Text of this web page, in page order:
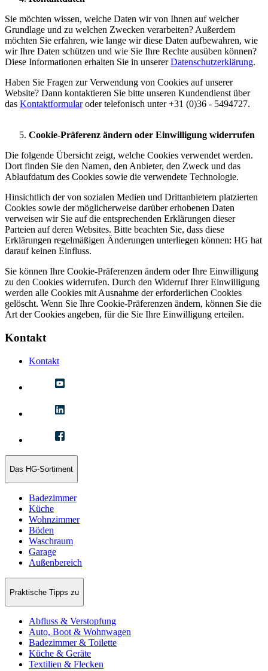
Sie möchten wissen, welche Daten wir von Ihnen auf welcher
Grundlage und zu welchen Zwecken verarbeiten? Außerdem
möchten Sie erfahren, wie lange wir diese Daten aufbewahren, wie
wir Ihre Daten schützen und wie Sie Ihre Rechte ausüben können?
Diese Informationen erhalten Sie in unsererDatenschutzerklärung.
Haben Sie Fragen zur Verwendung von Cookies auf unserer
Website? Dann kontaktieren Sie bitte unseren Kundendienst über
das Kontaktformularoder telefonisch unter +31 (0)36 - 5494727.
Cookie-Präferenz ändern oder Einwilligung widerrufen
Die folgende Übersicht zeigt, welche Cookies verwendet werden.
Dort finden Sie den Namen, den Anbieter, den Zweck und das
Ablaufdatum des Cookies sowie die verwendete Technologie.
Hinsichtlich der von sozialen Medien und Drittanbietern platzierten
Cookies sowie der möglicherweise darüber erhobenen Daten
verweisen wir Sie auf die entsprechenden Erklärungen dieser
Parteien auf deren Websites. Bitte beachten Sie, dass diese
Erklärungen regelmäßigen Änderungen unterliegen können: HG hat
darauf keinen Einfluss.
Sie können Ihre Cookie-Präferenzen ändern oder Ihre Einwilligung
zu den Cookies widerrufen. Durch den Widerruf Ihrer Einwilligung
werden alle Cookies mit Ausnahme der erforderlichen Cookies
gelöscht. Wenn Sie Ihre Cookie-Präferenzen ändern, können Sie die
Art der Cookies angeben, für die Sie Ihre Einwilligung erteilen.
Kontakt
Kontakt
Das HG-Sortiment
Badezimmer
Küche
Wohnzimmer
Böden
Waschraum
Garage
Außenbereich
Praktische Tipps zu
Abfluss & Verstopfung
Auto, Boot & Wohnwagen
Badezimmer & Toilette
Küche & Geräte
Textilien & Flecken